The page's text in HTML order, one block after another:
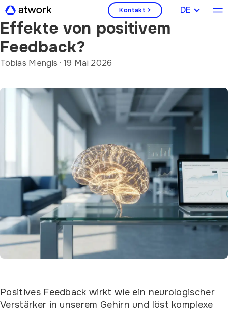
DEUTSCH
Kontakt >
Was sind die neurologischen
Effekte von positivem
Feedback?
Tobias Mengis ·19 Mai 2026
Positives Feedback wirkt wie ein neurologischer
Verstärker in unserem Gehirn und löst komplexe